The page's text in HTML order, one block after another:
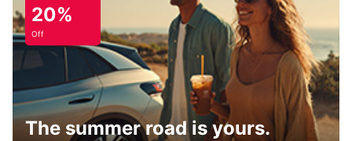
20%
Off
The summer road is yours.